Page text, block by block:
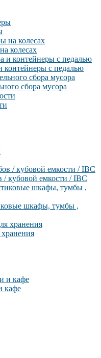
колесах
контейнеры с педалью
сбора мусора
кубовой емкости / IBC
шкафы, тумбы ,
кафе